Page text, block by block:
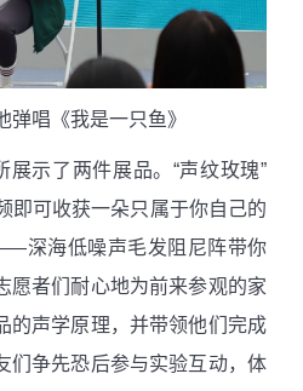
唱《我是一只鱼》
示了两件展品。“声纹玫瑰”
即可收获一朵只属于你自己的
深海低噪声毛发阻尼阵带你
愿者们耐心地为前来参观的家
的声学原理，并带领他们完成
们争先恐后参与实验互动，体